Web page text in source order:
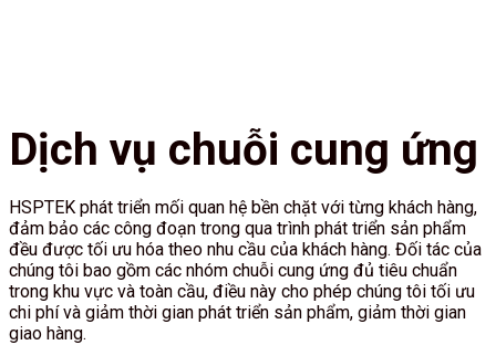
Dịch vụ chuỗi cung ứng
HSPTEK phát triển mối quan hệ bền chặt với từng khách hàng,
đảm bảo các công đoạn trong qua trình phát triển sản phẩm
đều được tối ưu hóa theo nhu cầu của khách hàng. Đối tác của
chúng tôi bao gồm các nhóm chuỗi cung ứng đủ tiêu chuẩn
trong khu vực và toàn cầu, điều này cho phép chúng tôi tối ưu
chi phí và giảm thời gian phát triển sản phẩm, giảm thời gian
giao hàng.